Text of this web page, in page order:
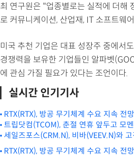
최 연구원은 "업종별로는 실적에 더해
로 커뮤니케이션, 산업재, IT 소프트웨
미국 추천 기업은 대표 성장주 중에서
경쟁력을 보유한 기업들인 알파벳
에 관심 가질 필요가 있다는 조언이다.
실시간 인기기사
RTX(RTX), 방공 무기체계 수요 지속 전망
트립닷컴(TCOM), 춘절 연휴 앞두고 모
세일즈포스(CRM.N), 비바(VEEV.N)와
RTX(RTX), 방공 무기체계 수요 지속 전망